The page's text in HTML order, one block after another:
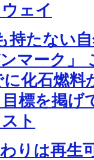
ェイ
持たない
マーク」
化石燃料
標を掲げ
ト
わりは再生